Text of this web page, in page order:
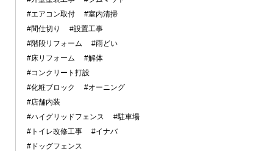
#エアコン取付
#室内清掃
#間仕切り
#設置工事
#階段リフォーム
#雨どい
#床リフォーム
#解体
#コンクリート打設
#化粧ブロック
#オーニング
#店舗内装
#ハイグリッドフェンス
#駐車場
#トイレ改修工事
#イナバ
#ドッグフェンス